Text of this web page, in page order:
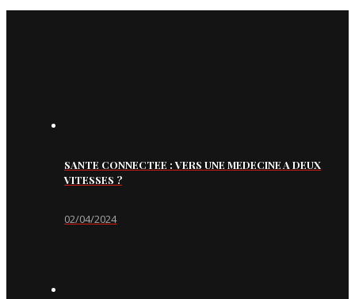
SANTE CONNECTEE : VERS UNE MEDECINE A DEUX
VITESSES ?
02/04/2024